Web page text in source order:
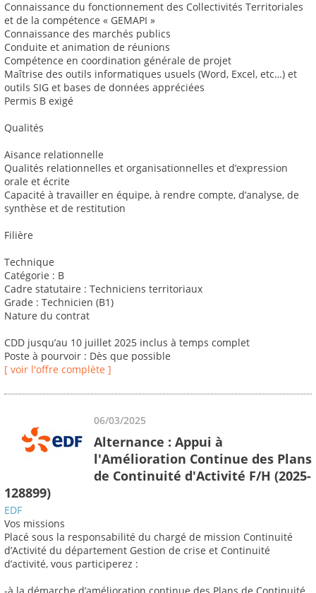
Connaissance du fonctionnement des Collectivités Territoriales
et de la compétence « GEMAPI »
Connaissance des marchés publics
Conduite et animation de réunions
Compétence en coordination générale de projet
Maîtrise des outils informatiques usuels (Word, Excel, etc…) et
outils SIG et bases de données appréciées
Permis B exigé
Qualités
Aisance relationnelle
Qualités relationnelles et organisationnelles et d’expression
orale et écrite
Capacité à travailler en équipe, à rendre compte, d’analyse, de
synthèse et de restitution
Filière
Technique
Catégorie : B
Cadre statutaire : Techniciens territoriaux
Grade : Technicien (B1)
Nature du contrat
CDD jusqu’au 10 juillet 2025 inclus à temps complet
Poste à pourvoir : Dès que possible
[ voir l'offre complète ]
06/03/2025
Alternance : Appui à
l'Amélioration Continue des Plans
de Continuité d'Activité F/H (2025-
128899)
EDF
Vos missions
Placé sous la responsabilité du chargé de mission Continuité
d’Activité du département Gestion de crise et Continuité
d’activité, vous participerez :